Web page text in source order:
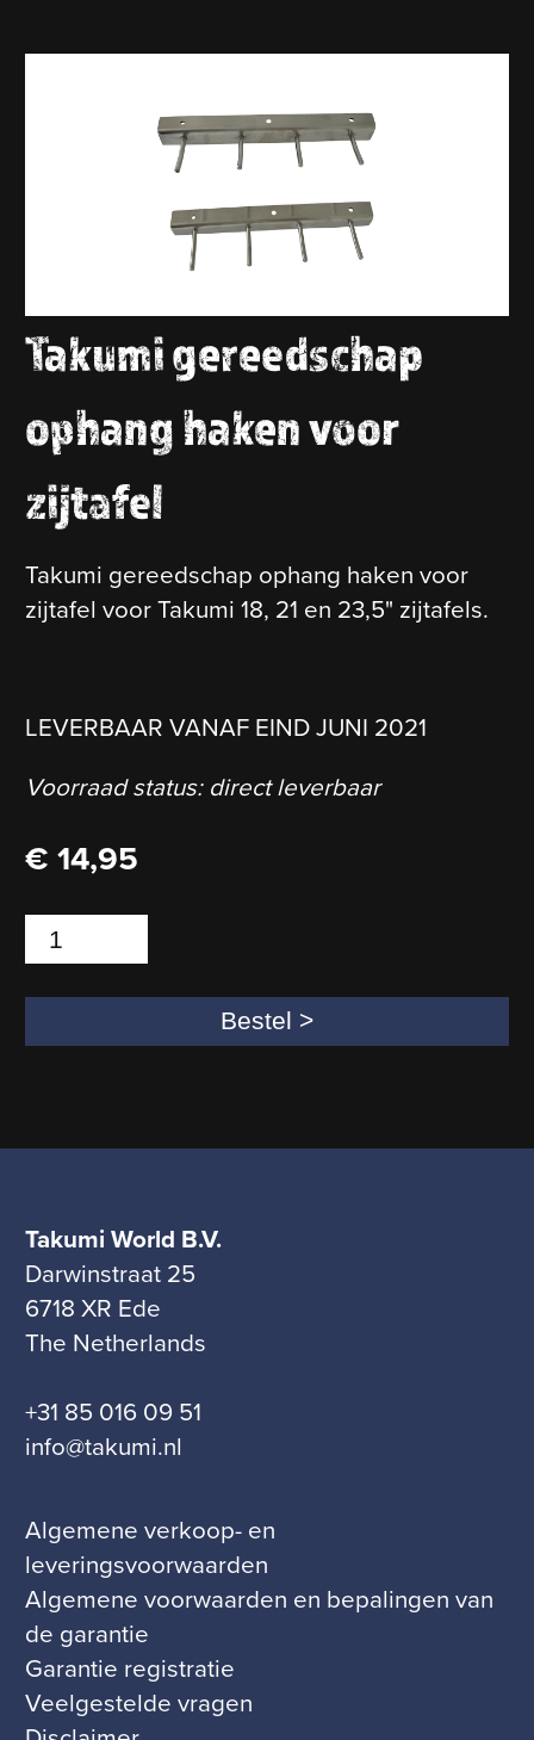
Takumi gereedschap
ophang haken voor
zijtafel
Takumi gereedschap ophang haken voor
zijtafel voor Takumi 18, 21 en 23,5" zijtafels.
LEVERBAAR VANAF EIND JUNI 2021
Voorraad status: direct leverbaar
€ 14,95
Takumi World B.V.
Darwinstraat 25
6718 XR Ede
The Netherlands
+31 85 016 09 51
info@takumi.nl
Algemene verkoop- en
leveringsvoorwaarden
Algemene voorwaarden en bepalingen van
de garantie
Garantie registratie
Veelgestelde vragen